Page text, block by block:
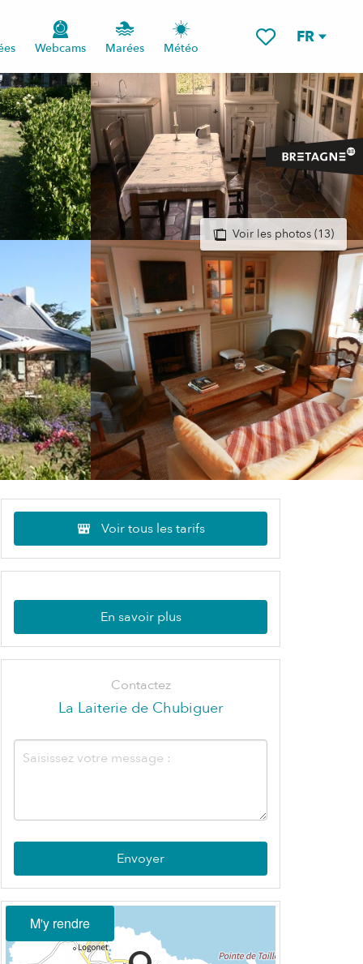
FR
Webcams Marées Météo
Voir les photos (13)
Voir tous les tarifs
En savoir plus
Contactez
La Laiterie de Chubiguer
Envoyer
M'y rendre